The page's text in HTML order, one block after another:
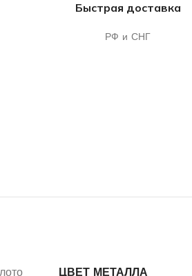
Быстрая доставка
РФ и СНГ
ЦВЕТ МЕТАЛЛА